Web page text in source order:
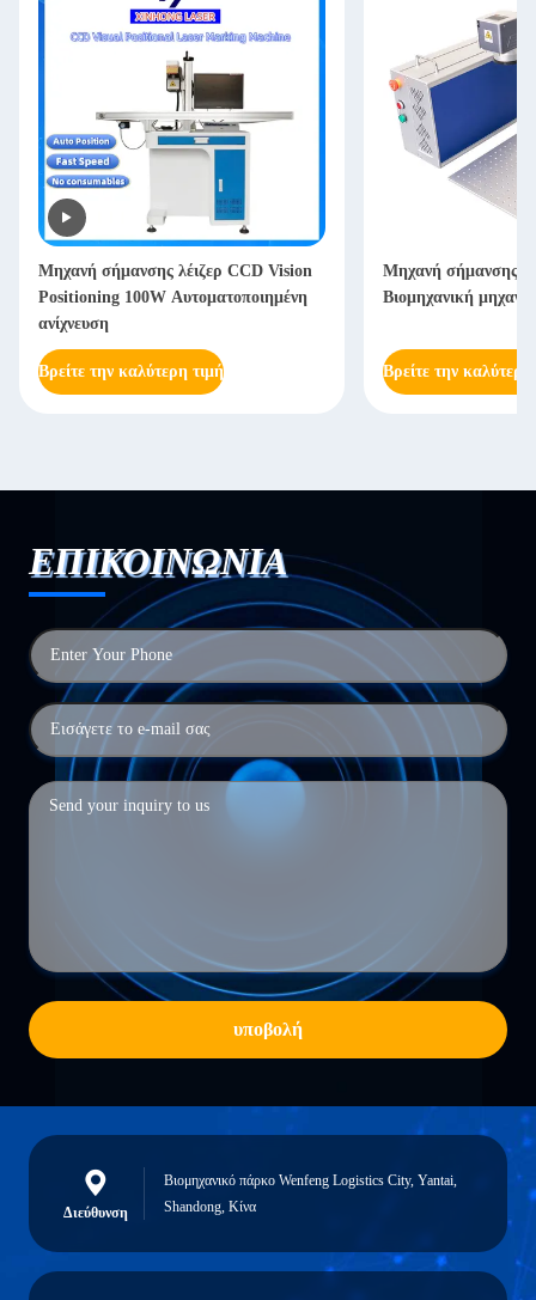
Μηχανή σήμανσης λέιζερ CCD Vision
Positioning 100W Αυτοματοποιημένη
ανίχνευση
Βρείτε την καλύτερη τιμή
Μηχανή σήμανσης
Βιομηχανική μηχανή
Βρείτε την καλύτερη
ΕΠΙΚΟΙΝΩΝΙΑ
υποβολή
Διεύθυνση
Βιομηχανικό πάρκο Wenfeng Logistics City, Yantai,
Shandong, Κίνα